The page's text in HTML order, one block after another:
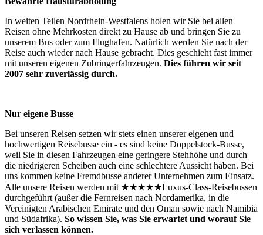
In weiten Teilen Nordrhein-Westfalens holen wir Sie bei allen
Reisen ohne Mehrkosten direkt zu Hause ab und bringen Sie zu
unserem Bus oder zum Flughafen. Natürlich werden Sie nach der
Reise auch wieder nach Hause gebracht. Dies geschieht fast immer
mit unseren eigenen Zubringerfahrzeugen. Dies führen wir seit
2007 sehr zuverlässig durch.
Nur eigene Busse
Bei unseren Reisen setzen wir stets einen unserer eigenen und
hochwertigen Reisebusse ein - es sind keine Doppelstock-Busse,
weil Sie in diesen Fahrzeugen eine geringere Stehhöhe und durch
die niedrigeren Scheiben auch eine schlechtere Aussicht haben. Bei
uns kommen keine Fremdbusse anderer Unternehmen zum Einsatz.
Alle unsere Reisen werden mit ★★★★★Luxus-Class-Reisebussen
durchgeführt (außer die Fernreisen nach Nordamerika, in die
Vereinigten Arabischen Emirate und den Oman sowie nach Namibia
und Südafrika). So wissen Sie, was Sie erwartet und worauf Sie
sich verlassen können.